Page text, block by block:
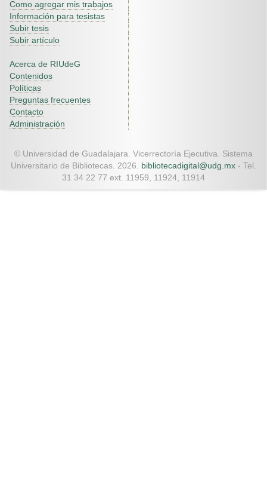
Como agregar mis trabajos
Información para tesistas
Subir tesis
Subir artículo
Acerca de RIUdeG
Contenidos
Políticas
Preguntas frecuentes
Contacto
Administración
© Universidad de Guadalajara. Vicerrectoría Ejecutiva. Sistema
Universitario de Bibliotecas. 2026. bibliotecadigital@udg.mx - Tel.
31 34 22 77 ext. 11959, 11924, 11914